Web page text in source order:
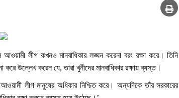
লীগ কখনও মানবাধিকার লঙ্ঘন করেনা বরং রক্ষা করে। তিনি
উল্লেখ করেন যে, তারা খুনীদের মানবাধিকার রক্ষায় ব্যস্ত।
লীগ মানুষের অধিকার নিশ্চিত করে। অন্যদিকে তাঁর সরকারের